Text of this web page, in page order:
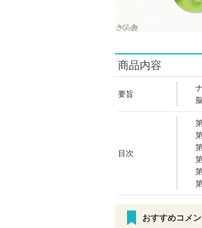
商品内容
要旨
目次
おすすめコメン